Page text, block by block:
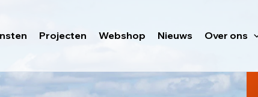
Projecten Webshop Nieuws Over ons